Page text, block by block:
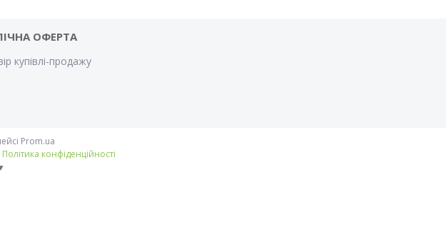
ОФЕРТА
купівлі-продажу
Prom.ua
Політика конфіденційності